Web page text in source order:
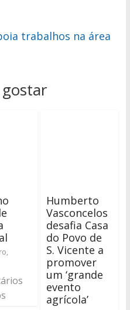
trabalhos na área
Humberto
Vasconcelos
desafia Casa
do Povo de
S. Vicente a
promover
um ‘grande
evento
agrícola’